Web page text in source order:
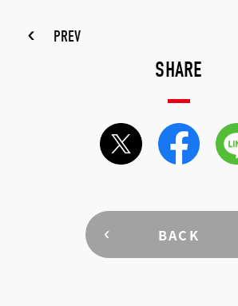
PREV
SHARE
BACK